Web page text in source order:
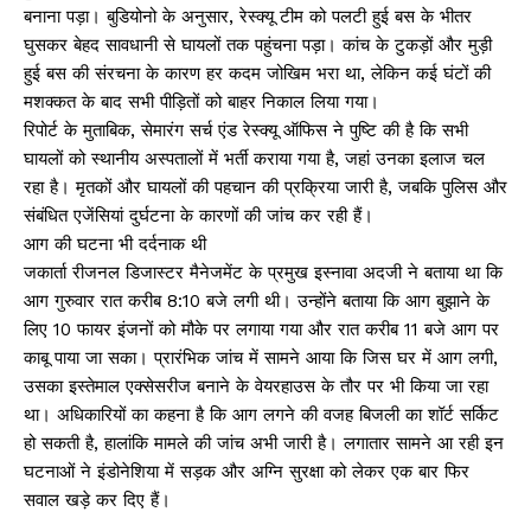
बनाना पड़ा। बुडियोनो के अनुसार, रेस्क्यू टीम को पलटी हुई बस के भीतर
घुसकर बेहद सावधानी से घायलों तक पहुंचना पड़ा। कांच के टुकड़ों और मुड़ी
हुई बस की संरचना के कारण हर कदम जोखिम भरा था, लेकिन कई घंटों की
मशक्कत के बाद सभी पीड़ितों को बाहर निकाल लिया गया।
रिपोर्ट के मुताबिक, सेमारंग सर्च एंड रेस्क्यू ऑफिस ने पुष्टि की है कि सभी
घायलों को स्थानीय अस्पतालों में भर्ती कराया गया है, जहां उनका इलाज चल
रहा है। मृतकों और घायलों की पहचान की प्रक्रिया जारी है, जबकि पुलिस और
संबंधित एजेंसियां दुर्घटना के कारणों की जांच कर रही हैं।
आग की घटना भी दर्दनाक थी
जकार्ता रीजनल डिजास्टर मैनेजमेंट के प्रमुख इस्नावा अदजी ने बताया था कि
आग गुरुवार रात करीब 8:10 बजे लगी थी। उन्होंने बताया कि आग बुझाने के
लिए 10 फायर इंजनों को मौके पर लगाया गया और रात करीब 11 बजे आग पर
काबू पाया जा सका। प्रारंभिक जांच में सामने आया कि जिस घर में आग लगी,
उसका इस्तेमाल एक्सेसरीज बनाने के वेयरहाउस के तौर पर भी किया जा रहा
था। अधिकारियों का कहना है कि आग लगने की वजह बिजली का शॉर्ट सर्किट
हो सकती है, हालांकि मामले की जांच अभी जारी है। लगातार सामने आ रही इन
घटनाओं ने इंडोनेशिया में सड़क और अग्नि सुरक्षा को लेकर एक बार फिर
सवाल खड़े कर दिए हैं।